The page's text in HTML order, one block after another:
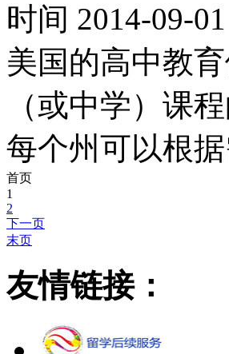
时间 2014-09-01
美国的高中教
（或中学）课
每个州可以根
首页
1
2
下一页
末页
友情链接：